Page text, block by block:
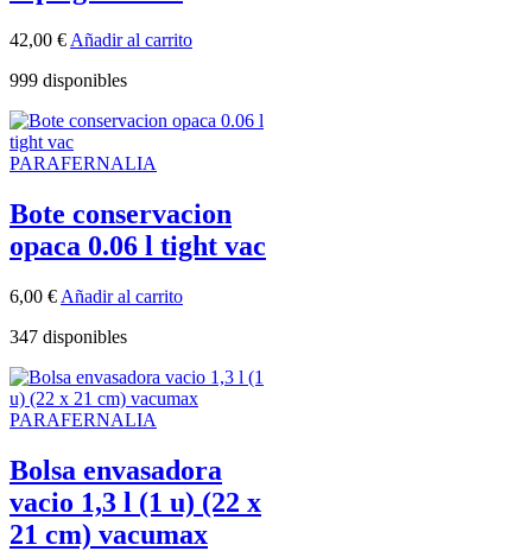
42,00 € Añadir al carrito
999 disponibles
PARAFERNALIA
Bote conservacion
opaca 0.06 l tight vac
6,00 € Añadir al carrito
347 disponibles
PARAFERNALIA
Bolsa envasadora
vacio 1,3 l (1 u) (22 x
21 cm) vacumax